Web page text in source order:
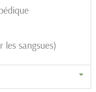
les sangsues)